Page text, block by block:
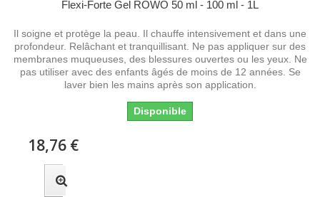
Flexi-Forte Gel ROWO 50 ml - 100 ml - 1L
Il soigne et protège la peau. Il chauffe intensivement et dans une
profondeur. Relâchant et tranquillisant. Ne pas appliquer sur des
membranes muqueuses, des blessures ouvertes ou les yeux. Ne
pas utiliser avec des enfants âgés de moins de 12 années. Se
laver bien les mains après son application.
Disponible
18,76 €